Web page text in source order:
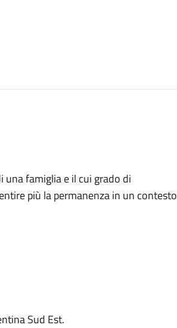
una famiglia e il cui grado di
più la permanenza in un contesto
Sud Est.